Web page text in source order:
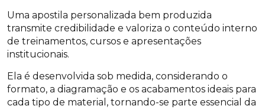
Uma apostila personalizada bem produzida
transmite credibilidade e valoriza o conteúdo interno
de treinamentos, cursos e apresentações
institucionais.
Ela é desenvolvida sob medida, considerando o
formato, a diagramação e os acabamentos ideais para
cada tipo de material, tornando-se parte essencial da